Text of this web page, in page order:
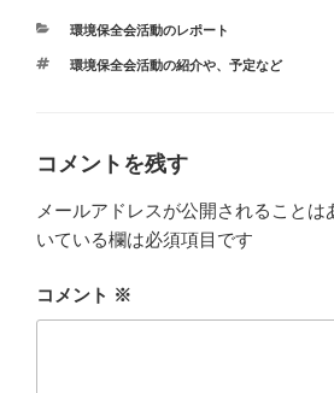
カ
ゴ
環境保全会活動のレポート
タ
環境保全会活動の紹介や、予定など
コメントを残す
メールアドレスが公開されることは
いている欄は必須項目です
コメント ※